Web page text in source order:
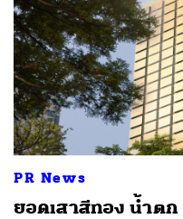
PR News
ยอดเสาสีทอง น้ำต